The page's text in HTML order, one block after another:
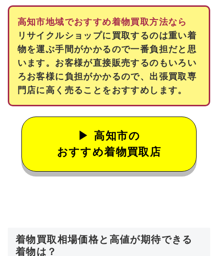
高知市地域でおすすめ着物買取方法なら
リサイクルショップに買取するのは重い着
物を運ぶ手間がかかるので一番負担だと思
います。お客様が直接販売するのもいろい
ろお客様に負担がかかるので、出張買取専
門店に高く売ることをおすすめします。
高知市の
おすすめ着物買取店
着物買取相場価格と高値が期待できる
着物は？